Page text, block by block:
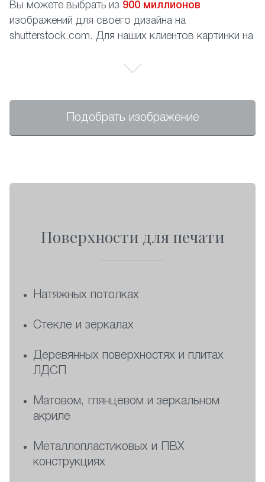
Вы можете выбрать из 900 миллионов
изображений для своего дизайна на
shutterstock.com. Для наших клиентов картинки на
только записать номер изображения.
Подобрать изображение
Поверхности для печати
Натяжных потолках
Стекле и зеркалах
Деревянных поверхностях и плитах
ЛДСП
Матовом, глянцевом и зеркальном
акриле
Металлопластиковых и ПВХ
конструкциях